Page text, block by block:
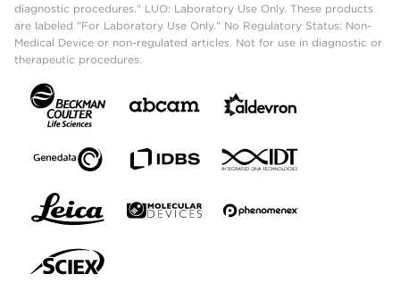
diagnostic procedures." LUO: Laboratory Use Only. These products
are labeled "For Laboratory Use Only." No Regulatory Status: Non-
Medical Device or non-regulated articles. Not for use in diagnostic or
therapeutic procedures.